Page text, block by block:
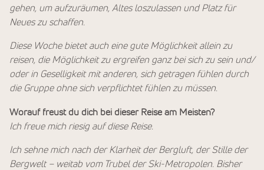
gehen, um aufzuräumen, Altes loszulassen und Platz für
Neues zu schaffen.
Diese Woche bietet auch eine gute Möglichkeit allein zu
reisen, die Möglichkeit zu ergreifen ganz bei sich zu sein und/
oder in Geselligkeit mit anderen, sich getragen fühlen durch
die Gruppe ohne sich verpflichtet fühlen zu müssen.
Worauf freust du dich bei dieser Reise am Meisten?
Ich freue mich riesig auf diese Reise.
Ich sehne mich nach der Klarheit der Bergluft, der Stille der
Bergwelt – weitab vom Trubel der Ski-Metropolen. Bisher